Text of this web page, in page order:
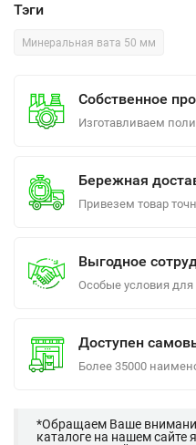
Тэги
Минеральная вата 50 мм
Собственное
Изготавливаем
Бережная
Привезем товар
Выгодное
Особые условия
Доступен
Более 35000
*Обращаем Ваше
каталоге на нашем сайте